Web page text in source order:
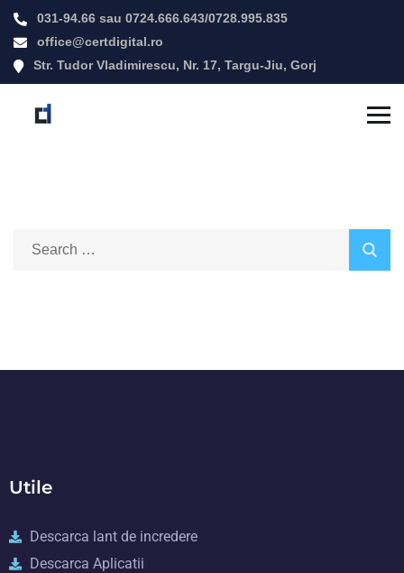
031-94.66 sau 0724.666.643/0728.995.835
office@certdigital.ro
Str. Tudor Vladimirescu, Nr. 17, Targu-Jiu, Gorj
Utile
Descarca lant de incredere
Descarca Aplicatii